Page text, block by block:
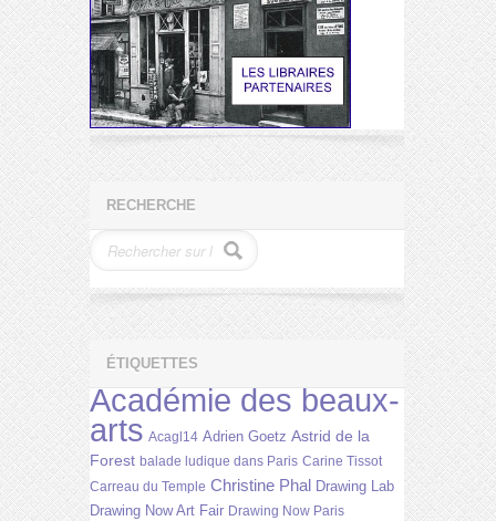
RECHERCHE
ÉTIQUETTES
Académie des beaux-
arts Acagl14 Adrien Goetz Astrid de la
Forest balade ludique dans Paris Carine Tissot
Carreau du Temple Christine Phal Drawing Lab
Drawing Now Art Fair Drawing Now Paris